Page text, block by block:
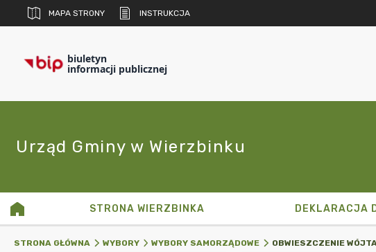
MAPA STRONY INSTRUKCJA
biuletyn
informacji publicznej
Urząd Gminy w Wierzbinku
STRONA WIERZBINKA DEKLARACJA
STRONA GŁÓWNA WYBORY WYBORY SAMORZĄDOWE